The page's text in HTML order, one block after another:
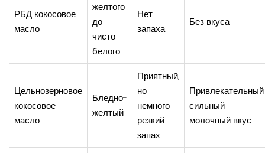
РБД кокосовое
масло
желтого
до
чисто
белого
Нет
запаха
Без вкуса
Цельнозерновое
кокосовое
масло
Бледно-
желтый
Приятный,
но
немного
резкий
запах
Привлекательный
сильный
молочный вкус